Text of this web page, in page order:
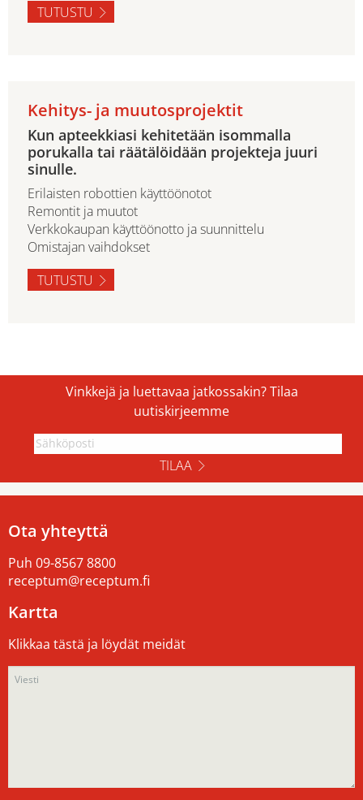
TUTUSTU
Kehitys- ja muutosprojektit
Kun apteekkiasi kehitetään isommalla
porukalla tai räätälöidään projekteja juuri
sinulle.
Erilaisten robottien käyttöönotot
Remontit ja muutot
Verkkokaupan käyttöönotto ja suunnittelu
Omistajan vaihdokset
TUTUSTU
Vinkkejä ja luettavaa jatkossakin? Tilaa
uutiskirjeemme
TILAA
Ota yhteyttä
Puh 09-8567 8800
receptum@receptum.fi
Kartta
Klikkaa tästä ja löydät meidät